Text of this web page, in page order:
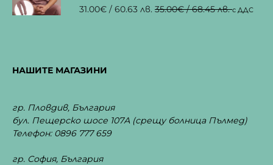
31.00€ / 60.63 лв. 35.00€/ 68.45 лв.с ДДС
НАШИТЕ МАГАЗИНИ
гр. Пловдив, България
бул. Пещерско шосе 107А (срещу болница Пълмед)
Телефон: 0896 777 659
гр. София, България